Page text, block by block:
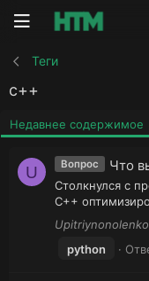
Теги
c++
Недавнее содержимое
U Вопрос Что
Столкнулся с
C++
Upitriynonolenko
python